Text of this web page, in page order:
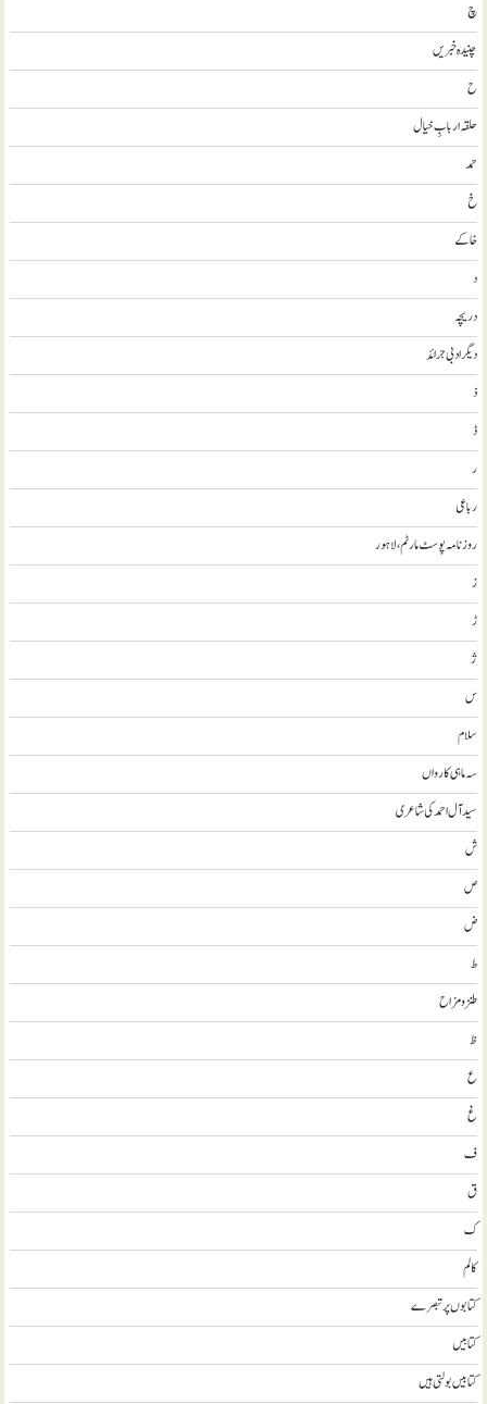
چ
چنیدہ خبریں
ح
حلقہ اربابِ خیال
حمد
خ
خاکے
د
دریچہ
ديگر ادبی جرائد
ذ
ڈ
ر
رباعی
روزنامہ پوسٹ مارٹم، لاہور
ز
ڑ
ژ
س
سلام
سہ ماہی کارواں
سيد آل احمد کی شاعری
ش
ص
ض
ط
طنز و مزاح
ظ
ع
غ
ف
ق
ک
کالم
کتابوں پر تبصرے
کتابيں
کتابیں بولتی ہیں